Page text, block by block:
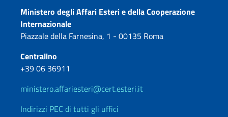
Contatti
Ministero degli Affari Esteri e della Cooperazione
Internazionale
Piazzale della Farnesina, 1 - 00135 Roma
Centralino
+39 06 36911
ministero.affariesteri@cert.esteri.it
Indirizzi PEC di tutti gli uffici